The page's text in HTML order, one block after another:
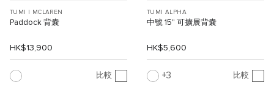
TUMI I MCLAREN
Paddock 背囊
HK$13,900
比較
TUMI ALPHA
中號 15" 可擴展背囊
HK$5,600
3 比較